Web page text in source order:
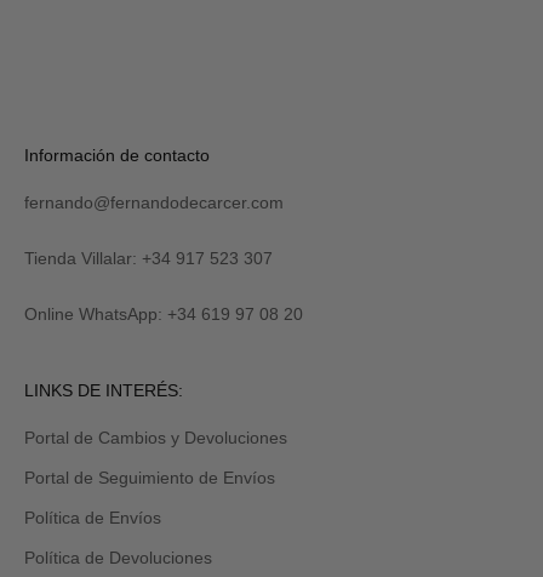
R
I
I
M
E
Verás
tu
al
y
recibirás
Revisa
carpeta
promociones
spam.
Información de contacto
fernando@fernandodecarcer.com
Tienda Villalar: +34 917 523 307
Online WhatsApp: +34 619 97 08 20
LINKS DE INTERÉS:
Portal de Cambios y Devoluciones
Portal de Seguimiento de Envíos
Política de Envíos
Política de Devoluciones